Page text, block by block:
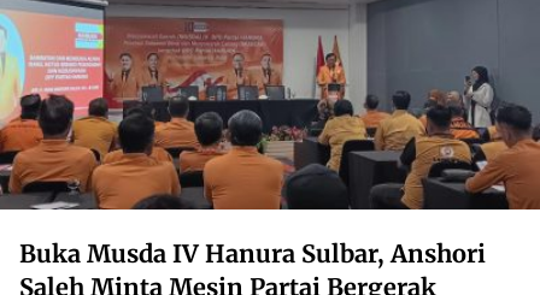
Buka Musda IV Hanura Sulbar, Anshori
Saleh Minta Mesin Partai Bergerak